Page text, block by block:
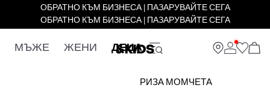
ОБРАТНО КЪМ БИЗНЕСА | ПАЗАРУВАЙТЕ СЕГА
ОБРАТНО КЪМ БИЗНЕСА | ПАЗАРУВАЙТЕ СЕГА
МЪЖЕ ЖЕНИ ДЕЦА
РИЗА МОМЧЕТА